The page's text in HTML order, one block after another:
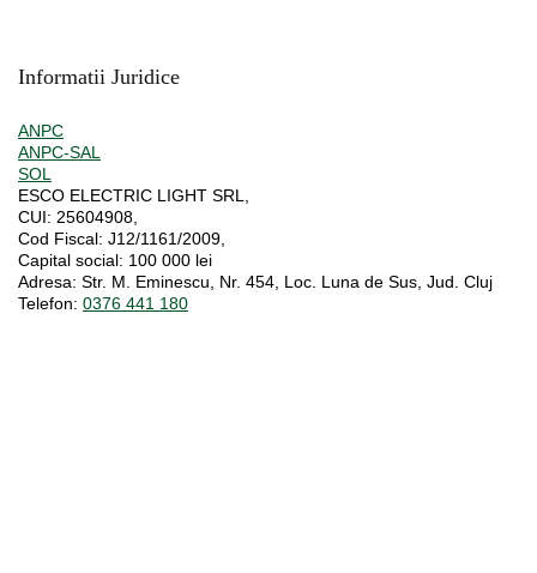
Informatii Juridice
ANPC
ANPC-SAL
SOL
ESCO ELECTRIC LIGHT SRL,
CUI: 25604908,
Cod Fiscal: J12/1161/2009,
Capital social: 100 000 lei
Adresa: Str. M. Eminescu, Nr. 454, Loc. Luna de Sus, Jud. Cluj
Telefon: 0376 441 180